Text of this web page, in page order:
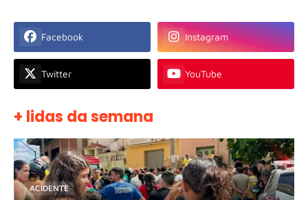
Facebook Instagram
Twitter YouTube
+ lidas da semana
ACIDENTE